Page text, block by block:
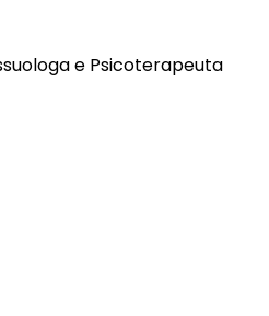
e Psicoterapeuta